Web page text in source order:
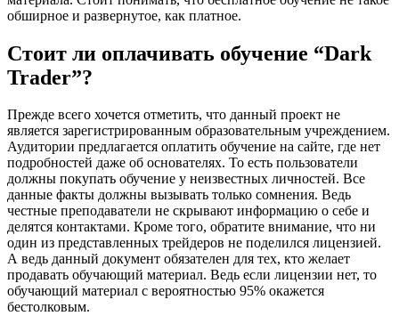
обширное и развернутое, как платное.
Стоит ли оплачивать обучение “Dark
Trader”?
Прежде всего хочется отметить, что данный проект не
является зарегистрированным образовательным учреждением.
Аудитории предлагается оплатить обучение на сайте, где нет
подробностей даже об основателях. То есть пользователи
должны покупать обучение у неизвестных личностей. Все
данные факты должны вызывать только сомнения. Ведь
честные преподаватели не скрывают информацию о себе и
делятся контактами. Кроме того, обратите внимание, что ни
один из представленных трейдеров не поделился лицензией.
А ведь данный документ обязателен для тех, кто желает
продавать обучающий материал. Ведь если лицензии нет, то
обучающий материал с вероятностью 95% окажется
бестолковым.